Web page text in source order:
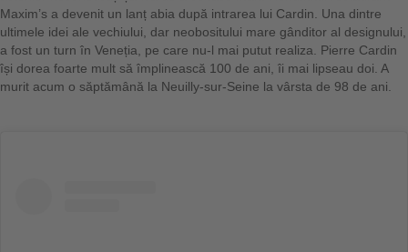
Maxim’s a devenit un lanț abia după intrarea lui Cardin. Una dintre
ultimele idei ale vechiului, dar neobositului mare gânditor al designului,
a fost un turn în Veneția, pe care nu-l mai putut realiza. Pierre Cardin
își dorea foarte mult să împlinească 100 de ani, îi mai lipseau doi. A
murit acum o săptămână la Neuilly-sur-Seine la vârsta de 98 de ani.